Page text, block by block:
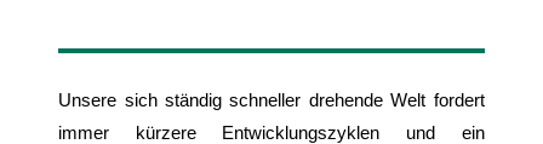
Unsere sich ständig schneller drehende Welt fordert
immer kürzere Entwicklungszyklen und ein